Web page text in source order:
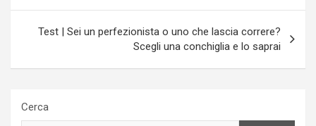
Test | Sei un perfezionista o uno che lascia correre?
Scegli una conchiglia e lo saprai
Cerca